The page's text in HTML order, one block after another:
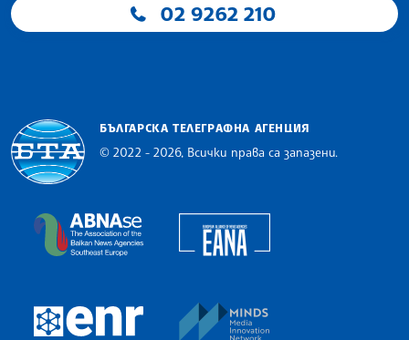
02 9262 210
БЪЛГАРСКА ТЕЛЕГРАФНА АГЕНЦИЯ
© 2022 - 2026, Всички права са запазени.
The Assocoation of the Balkan News Agencies
European Newsroom